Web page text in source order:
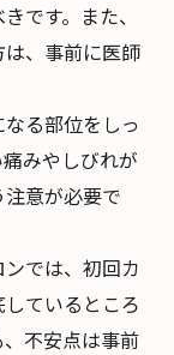
です。また、
、事前に医師
る部位をしっ
みやしびれが
意が必要で
では、初回カ
ているところ
不安点は事前